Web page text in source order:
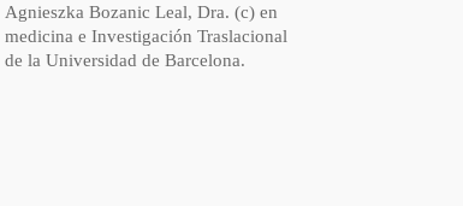
Agnieszka Bozanic Leal, Dra. (c) en
medicina e Investigación Traslacional
de la Universidad de Barcelona.